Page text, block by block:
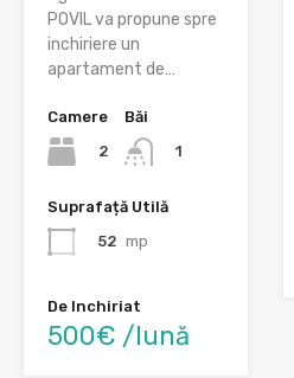
POVIL va propune spre
inchiriere un
apartament de…
Camere
2
Băi
1
Suprafață Utilă
52 mp
De Inchiriat
500€ /lună